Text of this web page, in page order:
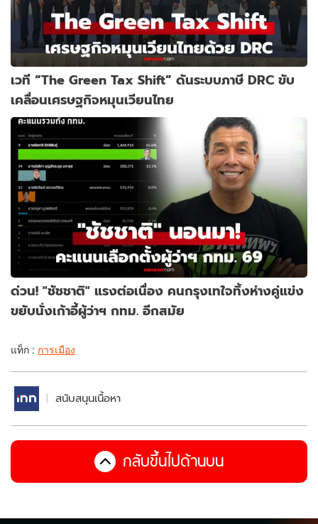
เวที “The Green Tax Shift” ดันระบบภาษี DRC ขับ
เคลื่อนเศรษฐกิจหมุนเวียนไทย
ด่วน! "ชัชชาติ" แรงต่อเนื่อง คนกรุงเทใจทิ้งห่างคู่แข่ง
ขยับนั่งเก้าอี้ผู้ว่าฯ กทม. อีกสมัย
แท็ก : การเมือง
สนับสนุนเนื้อหา
กลับขึ้นไปด้านบน